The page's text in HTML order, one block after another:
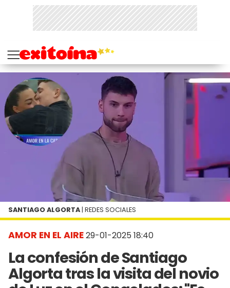
AMOR EN EL AIRE29-01-2025 18:40
La confesión de Santiago
Algorta tras la visita del novio
SANTIAGO ALGORTA | REDES SOCIALES